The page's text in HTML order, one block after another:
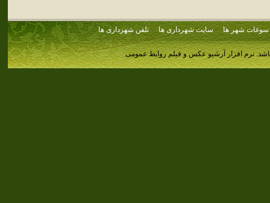
سوغات شهر ها سایت شهرداری ها تلفن شهرداری ها
نرم افزار آرشیو عکس و فیلم روابط عمومی